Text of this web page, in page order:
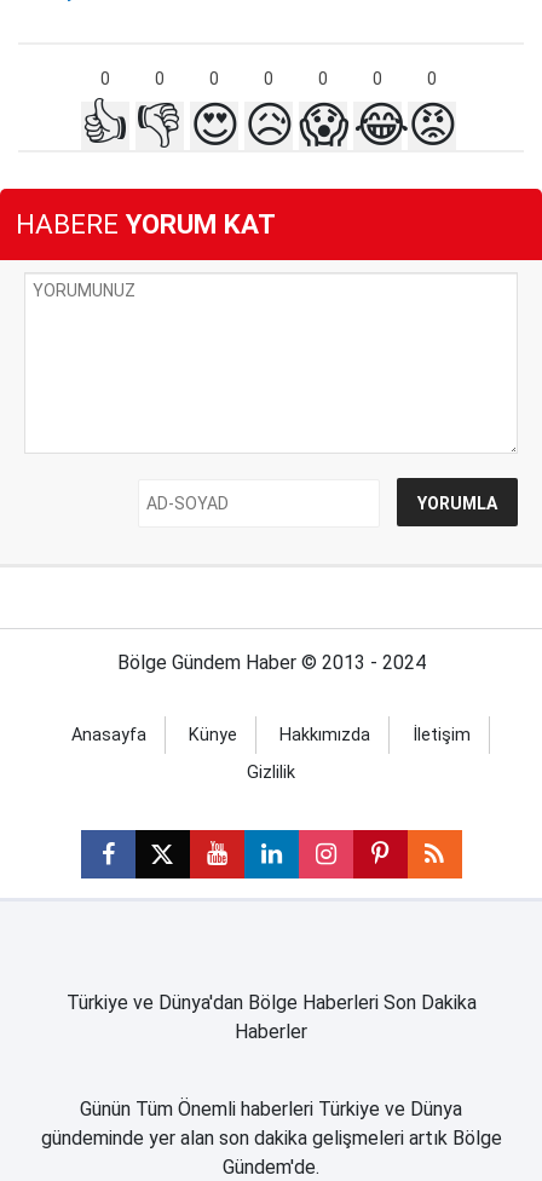
0 0 0 0 0 0 0
👍 👎 😍😥😱😂😡
HABERE YORUM KAT
Bölge Gündem Haber © 2013 - 2024
Anasayfa Künye Hakkımızda
İletişim
Gizlilik
Türkiye ve Dünya'dan Bölge Haberleri Son Dakika
Haberler
Günün Tüm Önemli haberleri Türkiye ve Dünya
gündeminde yer alan son dakika gelişmeleri artık Bölge
Gündem'de.